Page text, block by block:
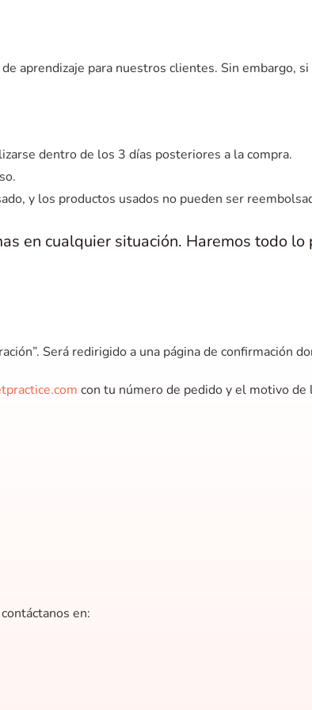
aprendizaje para nuestros clientes. Sin embargo, si
dentro de los 3 días posteriores a la compra.
y los productos usados no pueden ser
en cualquier situación. Haremos todo lo
Será redirigido a una página de confirmación
con tu número de pedido y el motivo de
en: